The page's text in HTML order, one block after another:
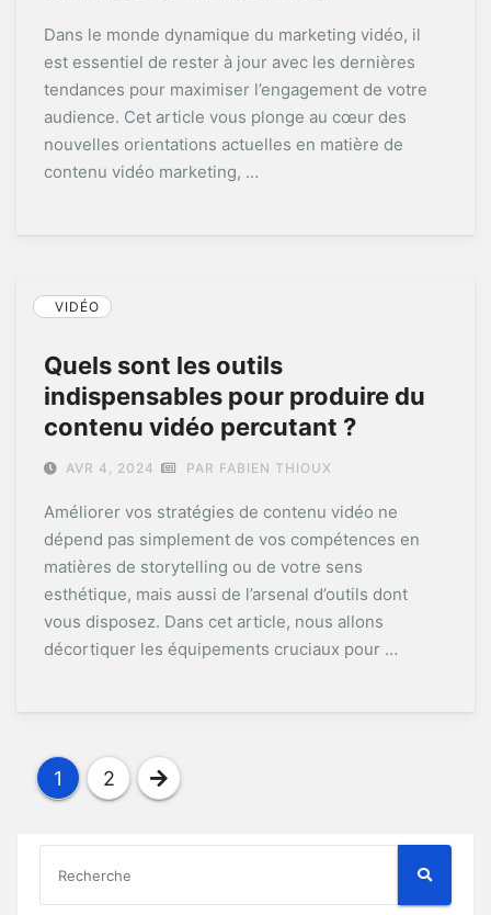
Dans le monde dynamique du marketing vidéo, il
est essentiel de rester à jour avec les dernières
tendances pour maximiser l’engagement de votre
audience. Cet article vous plonge au cœur des
nouvelles orientations actuelles en matière de
contenu vidéo marketing, …
VIDÉO
Quels sont les outils
indispensables pour produire du
contenu vidéo percutant ?
AVR 4, 2024 PAR FABIEN THIOUX
Améliorer vos stratégies de contenu vidéo ne
dépend pas simplement de vos compétences en
matières de storytelling ou de votre sens
esthétique, mais aussi de l’arsenal d’outils dont
vous disposez. Dans cet article, nous allons
décortiquer les équipements cruciaux pour …
Navigation
des
articles
1 2